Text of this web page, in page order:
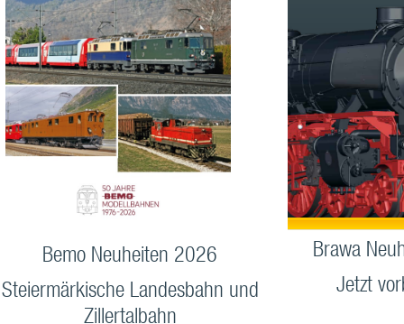
Bemo Neuheiten 2026
Steiermärkische Landesbahn und
Zillertalbahn
Brawa
Jetzt